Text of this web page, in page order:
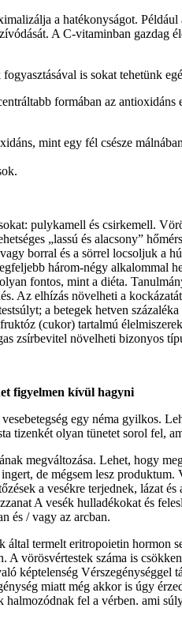
a hatékonyságot.
A C-vitaminban gazdag
is sokat tehetünk
formában az antioxidáns
mint egy fél csésze
pulykamell és csirkemell.
„lassú és alacsony”
borral és a sörrel locsoljuk a
három-négy alkalommal
fontos, mint a diéta.
Az elhízás növelheti a
a betegek hetven
(cukor) tartalmú
zsírbevitel növelheti bizonyos
figyelmen kívül hagyni
egy néma gyilkos.
tizenkét olyan tünetet sorol fel,
megváltozása. Lehet, hogy
de mégsem lesz
a vesékre terjednek, lázat
A vesék hulladékokat és
és / vagy az arcban.
által termelt eritropoietin hormon
A vörösvértestek száma is
képtelenség
miatt még akkor is úgy
halmozódnak fel a vérben. ami